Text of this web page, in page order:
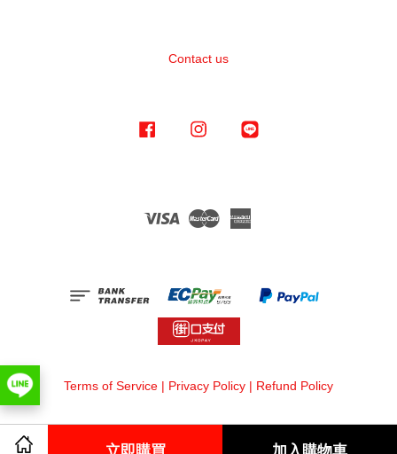
立即購買 加入購物車
Contact us
Facebook Instagram
Visa Master
Terms of Service | Privacy Policy | Refund Policy